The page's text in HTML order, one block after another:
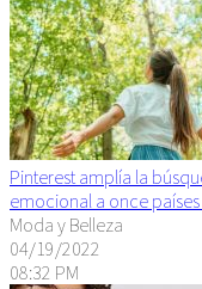
Pinterest amplía la
emocional a once
Moda y Belleza
04/19/2022
08:32 PM